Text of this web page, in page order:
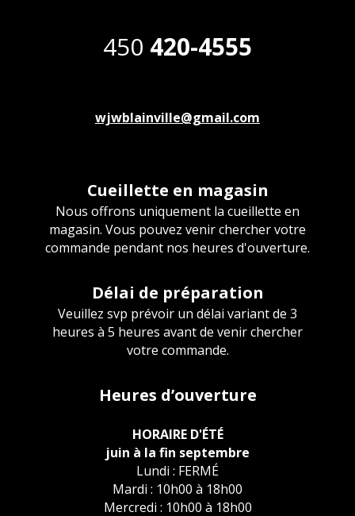
450 420-4555
wjwblainville@gmail.com
Cueillette en magasin
Nous offrons uniquement la cueillette en
magasin. Vous pouvez venir chercher votre
commande pendant nos heures d'ouverture.
Délai de préparation
Veuillez svp prévoir un délai variant de 3
heures à 5 heures avant de venir chercher
votre commande.
Heures d’ouverture
HORAIRE D'ÉTÉ
juin à la fin septembre
Lundi : FERMÉ
Mardi : 10h00 à 18h00
Mercredi : 10h00 à 18h00